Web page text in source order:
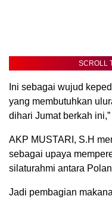
SCROLL
Ini sebagai wujud
yang membutuhkan
dihari Jumat berkah
AKP MUSTARI, S.H
sebagai upaya
silaturahmi antara
Jadi pembagian